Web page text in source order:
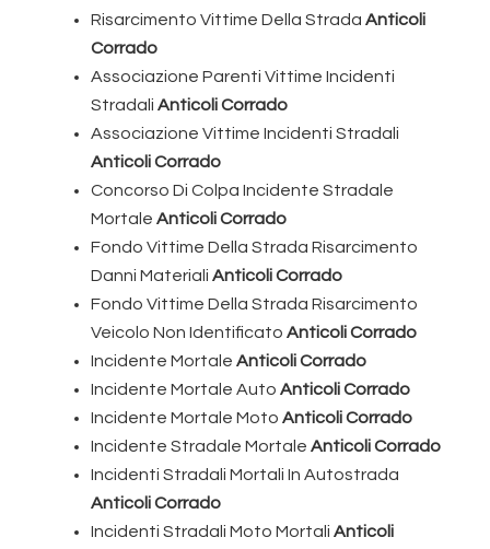
Risarcimento Vittime Della StradaAnticoli
Corrado
Associazione Parenti Vittime Incidenti
StradaliAnticoli Corrado
Associazione Vittime Incidenti Stradali
Anticoli Corrado
Concorso Di Colpa Incidente Stradale
MortaleAnticoli Corrado
Fondo Vittime Della Strada Risarcimento
Danni MaterialiAnticoli Corrado
Fondo Vittime Della Strada Risarcimento
Veicolo Non IdentificatoAnticoli Corrado
Incidente MortaleAnticoli Corrado
Incidente Mortale AutoAnticoli Corrado
Incidente Mortale MotoAnticoli Corrado
Incidente Stradale MortaleAnticoli Corrado
Incidenti Stradali Mortali In Autostrada
Anticoli Corrado
Incidenti Stradali Moto MortaliAnticoli